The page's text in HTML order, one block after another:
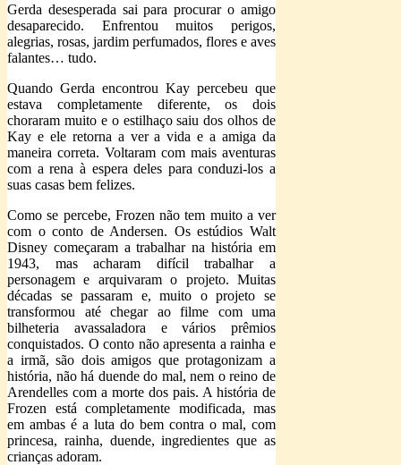
Gerda desesperada sai para procurar o amigo
desaparecido. Enfrentou muitos perigos,
alegrias, rosas, jardim perfumados, flores e aves
falantes… tudo.
Quando Gerda encontrou Kay percebeu que
estava completamente diferente, os dois
choraram muito e o estilhaço saiu dos olhos de
Kay e ele retorna a ver a vida e a amiga da
maneira correta. Voltaram com mais aventuras
com a rena à espera deles para conduzi-los a
suas casas bem felizes.
Como se percebe, Frozen não tem muito a ver
com o conto de Andersen. Os estúdios Walt
Disney começaram a trabalhar na história em
1943, mas acharam difícil trabalhar a
personagem e arquivaram o projeto. Muitas
décadas se passaram e, muito o projeto se
transformou até chegar ao filme com uma
bilheteria avassaladora e vários prêmios
conquistados. O conto não apresenta a rainha e
a irmã, são dois amigos que protagonizam a
história, não há duende do mal, nem o reino de
Arendelles com a morte dos pais. A história de
Frozen está completamente modificada, mas
em ambas é a luta do bem contra o mal, com
princesa, rainha, duende, ingredientes que as
crianças adoram.